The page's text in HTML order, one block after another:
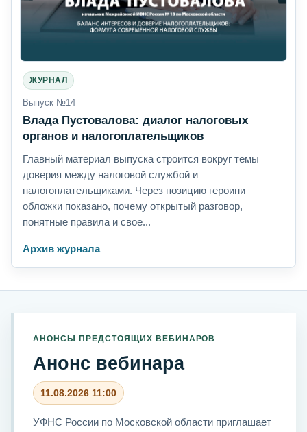
ЖУРНАЛ
Выпуск №14
Влада Пустовалова: диалог налоговых
органов и налогоплательщиков
Главный материал выпуска строится вокруг темы
доверия между налоговой службой и
налогоплательщиками. Через позицию героини
обложки показано, почему открытый разговор,
понятные правила и свое...
Архив журнала
АНОНСЫ ПРЕДСТОЯЩИХ ВЕБИНАРОВ
Анонс вебинара
11.08.2026 11:00
УФНС России по Московской области приглашает